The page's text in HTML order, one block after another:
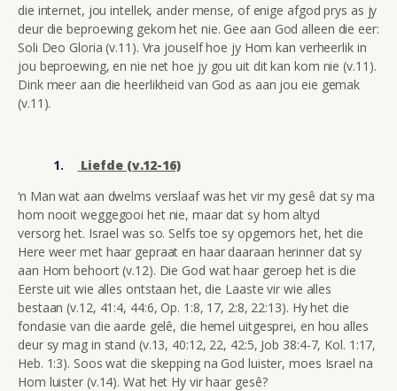
die internet, jou intellek, ander mense, of enige afgod prys as jy
deur die beproewing gekom het nie. Gee aan God alleen die eer:
Soli Deo Gloria (v.11). Vra jouself hoe jy Hom kan verheerlik in
jou beproewing, en nie net hoe jy gou uit dit kan kom nie (v.11).
Dink meer aan die heerlikheid van God as aan jou eie gemak
(v.11).
Liefde (v.12-16)
‘n Man wat aan dwelms verslaaf was het vir my gesê dat sy ma
hom nooit weggegooi het nie, maar dat sy hom altyd
versorg het. Israel was so. Selfs toe sy opgemors het, het die
Here weer met haar gepraat en haar daaraan herinner dat sy
aan Hom behoort (v.12). Die God wat haar geroep het is die
Eerste uit wie alles ontstaan het, die Laaste vir wie alles
bestaan (v.12, 41:4, 44:6, Op. 1:8, 17, 2:8, 22:13). Hy het die
fondasie van die aarde gelê, die hemel uitgesprei, en hou alles
deur sy mag in stand (v.13, 40:12, 22, 42:5, Job 38:4-7, Kol. 1:17,
Heb. 1:3). Soos wat die skepping na God luister, moes Israel na
Hom luister (v.14). Wat het Hy vir haar gesê?